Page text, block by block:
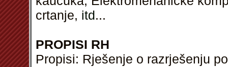
crtanje, itd...
PROPISI RH
Propisi: Rješenje o razrješenju